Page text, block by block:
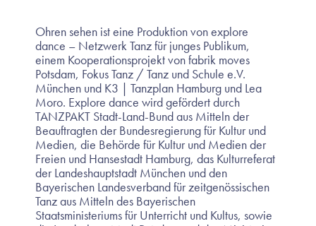
Ohren sehen ist eine Produktion von explore
dance – Netzwerk Tanz für junges Publikum,
einem Kooperationsprojekt von fabrik moves
Potsdam, Fokus Tanz / Tanz und Schule e.V.
München und K3 | Tanzplan Hamburg und Lea
Moro. Explore dance wird gefördert durch
TANZPAKT Stadt-Land-Bund aus Mitteln der
Beauftragten der Bundesregierung für Kultur und
Medien, die Behörde für Kultur und Medien der
Freien und Hansestadt Hamburg, das Kulturreferat
der Landeshauptstadt München und den
Bayerischen Landesverband für zeitgenössischen
Tanz aus Mitteln des Bayerischen
Staatsministeriums für Unterricht und Kultus, sowie